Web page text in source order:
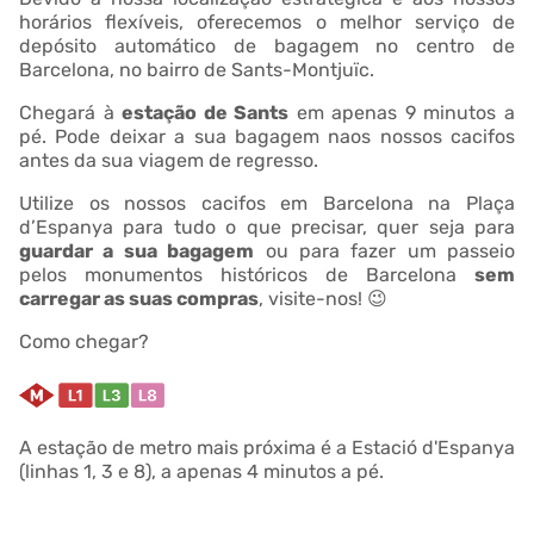
horários flexíveis, oferecemos o melhor serviço de
depósito automático de bagagem no centro de
Barcelona, no bairro de Sants-Montjuïc.
Chegará àestação de Sants em apenas 9 minutos a
pé. Pode deixar a sua bagagem naos nossos cacifos
antes da sua viagem de regresso.
Utilize os nossos cacifos em Barcelona na Plaça
d’Espanya para tudo o que precisar, quer seja para
guardar a sua bagagem ou para fazer um passeio
pelos monumentos históricos de Barcelona sem
carregar as suas compras, visite-nos! 😉
Como chegar?
A estação de metro mais próxima é a Estació d'Espanya
(linhas 1, 3 e 8), a apenas 4 minutos a pé.